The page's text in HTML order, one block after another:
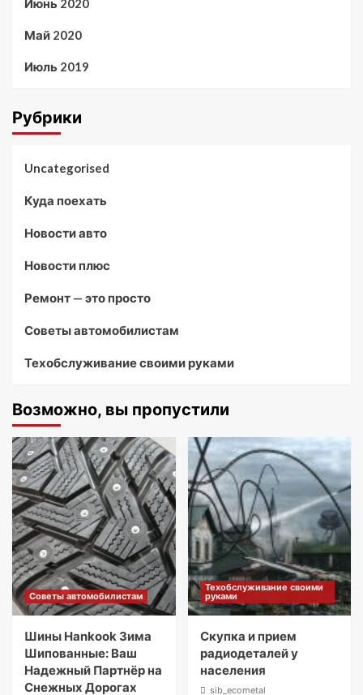
Июнь 2020
Май 2020
Июль 2019
Рубрики
Uncategorised
Куда поехать
Новости авто
Новости плюс
Ремонт — это просто
Советы автомобилистам
Техобслуживание своими руками
Возможно, вы пропустили
Советы автомобилистам
Шины Hankook Зима
Шипованные: Ваш
Надежный Партнёр на
Снежных Дорогах
Техобслуживание своими
руками
Скупка и прием
радиодеталей у
населения
sib_ecometal